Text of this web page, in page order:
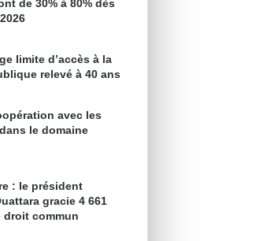
de 30% à 80% dès
limite d’accès à la
relevé à 40 ans
avec les
le domaine
: le président
gracie 4 661
droit commun